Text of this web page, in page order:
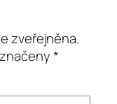
zveřejněna.
*